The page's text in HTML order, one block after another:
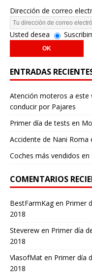
Dirección de correo
Usted desea
ENTRADAS
Atención moteros a este
conducir por Pajares
Primer día de tests en
Accidente de Nani Roma
Coches más vendidos en
COMENTARIOS
BestFarmKagen Primer
2018
Steverew en Primer día
2018
VlasofMat en Primer día
2018